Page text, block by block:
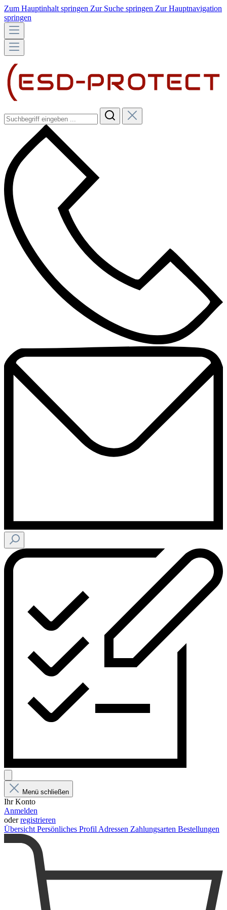
Zum Hauptinhalt springen Zur Suche springen Zur Hauptnavigation
springen
Menü schließen
Ihr Konto
Anmelden
oderregistrieren
Übersicht Persönliches Profil Adressen Zahlungsarten Bestellungen